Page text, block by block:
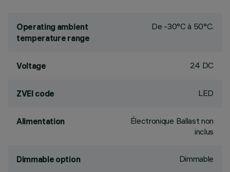
Operating ambient
temperature range
De -30°C à 50°C.
Voltage 24 DC
ZVEI code LED
Alimentation
Électronique Ballast non
inclus
Dimmable option Dimmable